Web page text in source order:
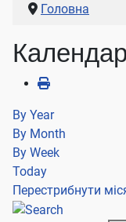
Головна
By Year
By Month
By Week
Today
Перестрибнути